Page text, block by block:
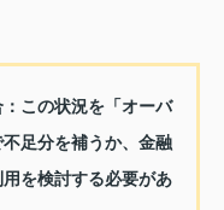
この状況を「オーバ
足分を補うか、金融
を検討する必要があ